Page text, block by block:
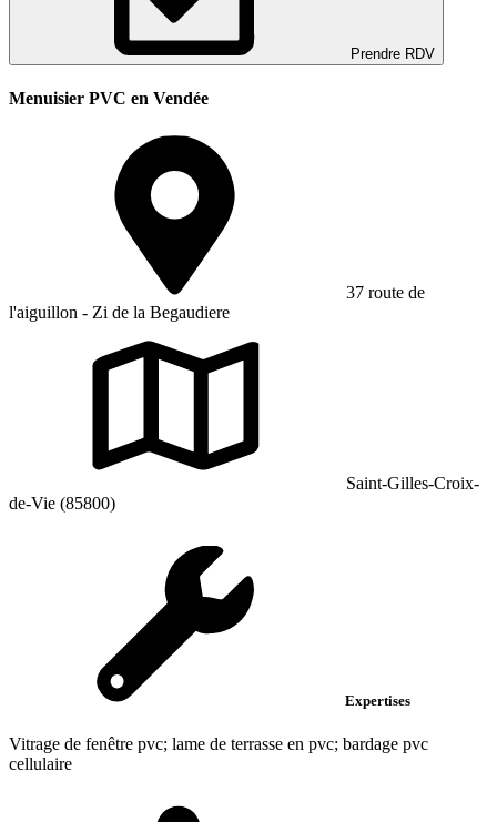
Prendre RDV
Menuisier PVC en Vendée
37 route de
l'aiguillon - Zi de la Begaudiere
Saint-Gilles-Croix-
de-Vie (85800)
Expertises
Vitrage de fenêtre pvc; lame de terrasse en pvc; bardage pvc
cellulaire